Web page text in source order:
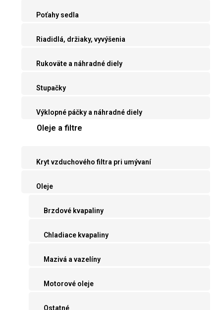
Poťahy sedla
Riadidlá, držiaky, vyvýšenia
Rukoväte a náhradné diely
Stupačky
Výklopné páčky a náhradné diely
Oleje a filtre
Kryt vzduchového filtra pri umývaní
Oleje
Brzdové kvapaliny
Chladiace kvapaliny
Mazivá a vazelíny
Motorové oleje
Ostatné